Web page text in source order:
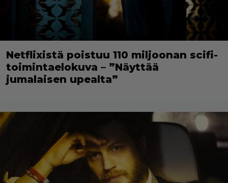
Netflixistä poistuu 110 miljoonan scifi-
toimintaelokuva – ”Näyttää
jumalaisen upealta”